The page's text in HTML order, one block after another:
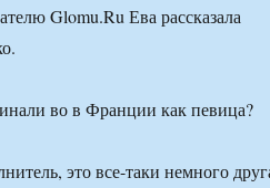
Glomu.Ru Ева рассказала
во в Франции как певица?
это все-таки немного